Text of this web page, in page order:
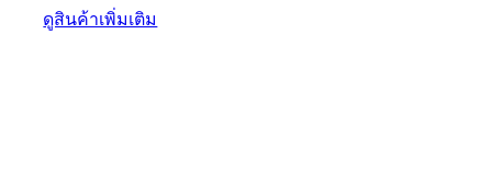
ดูสินค้าเพิ่มเติม